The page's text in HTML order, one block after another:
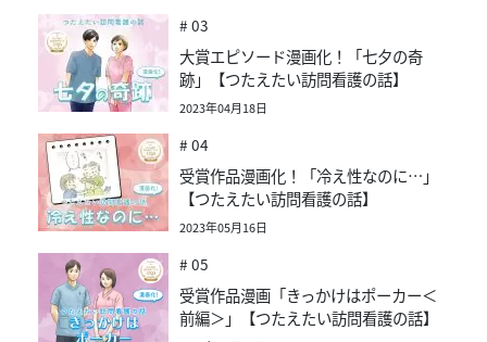
# 03
大賞エピソード漫画化！「七夕の奇
跡」【つたえたい訪問看護の話】
2023年04月18日
# 04
受賞作品漫画化！「冷え性なのに…」
【つたえたい訪問看護の話】
2023年05月16日
# 05
受賞作品漫画「きっかけはポーカー＜
前編＞」【つたえたい訪問看護の話】